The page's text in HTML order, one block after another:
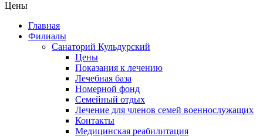
Цены
Главная
Филиалы
Санаторий Кульдурский
Цены
Показания к лечению
Лечебная база
Номерной фонд
Семейный отдых
Лечение для членов семей военнослужащих
Контакты
Медицинская реабилитация